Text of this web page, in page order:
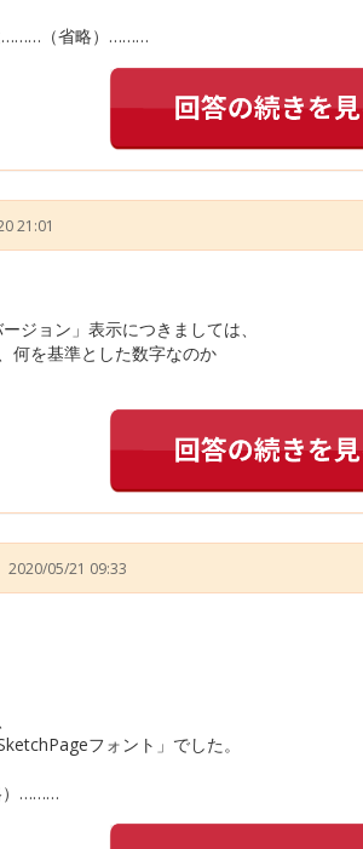
………（省略）………
21:01
ジョン」表示につきましては、
何を基準とした数字なのか
2020/05/21 09:33
フォント」でした。
）………